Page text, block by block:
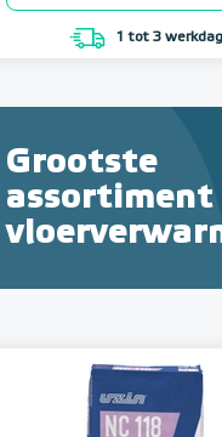
1 tot 3
Grootste
assortiment